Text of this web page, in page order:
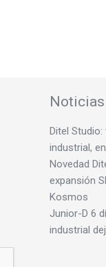
Noticias
Ditel
industrial,
Novedad
expansión
Kosmos
Junior-D 6
industrial